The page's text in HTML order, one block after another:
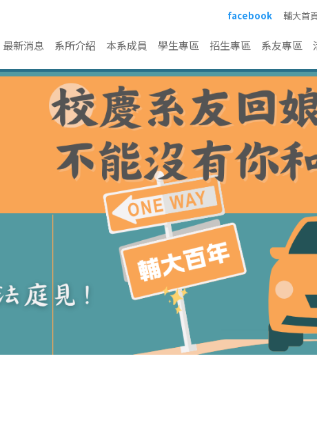
facebook 輔大首
最新消息 系所介紹 本系成員 學生專區 招生專區 系友專區